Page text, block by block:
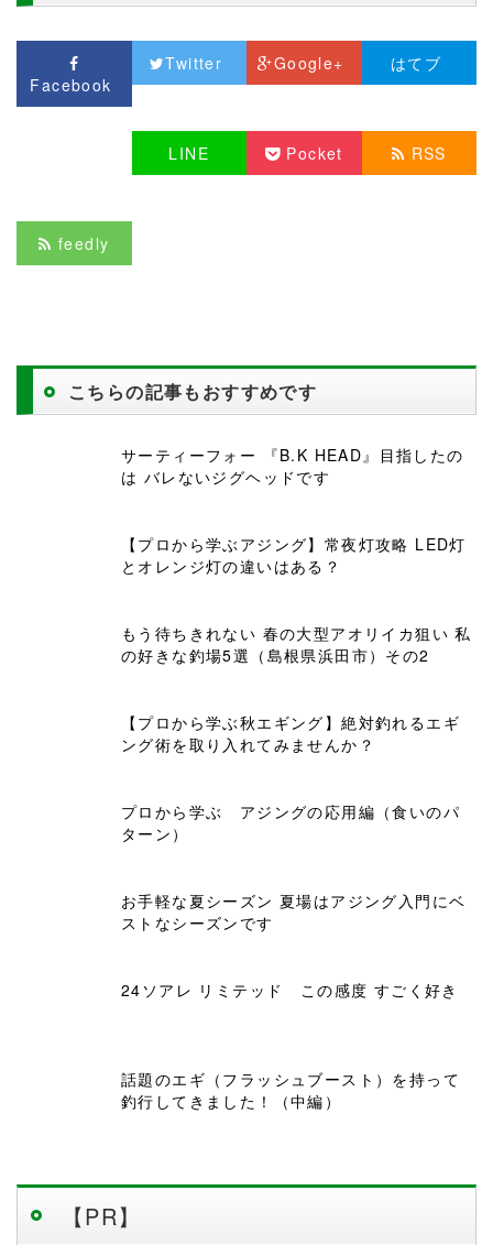
Facebook
Twitter Google+ はてブ
LINE Pocket RSS
feedly
こちらの記事もおすすめです
サーティーフォー 『B.K HEAD』目指したの
は バレないジグヘッドです
【プロから学ぶアジング】常夜灯攻略 LED灯
とオレンジ灯の違いはある？
もう待ちきれない 春の大型アオリイカ狙い 私
の好きな釣場5選（島根県浜田市）その2
【プロから学ぶ秋エギング】絶対釣れるエギ
ング術を取り入れてみませんか？
プロから学ぶ アジングの応用編（食いのパ
ターン）
お手軽な夏シーズン 夏場はアジング入門にベ
ストなシーズンです
24ソアレ リミテッド この感度 すごく好き
話題のエギ（フラッシュブースト）を持って
釣行してきました！（中編）
【PR】